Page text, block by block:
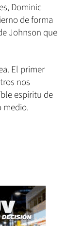
Dominic
de forma
Johnson que
El primer
nos
espíritu de
medio.